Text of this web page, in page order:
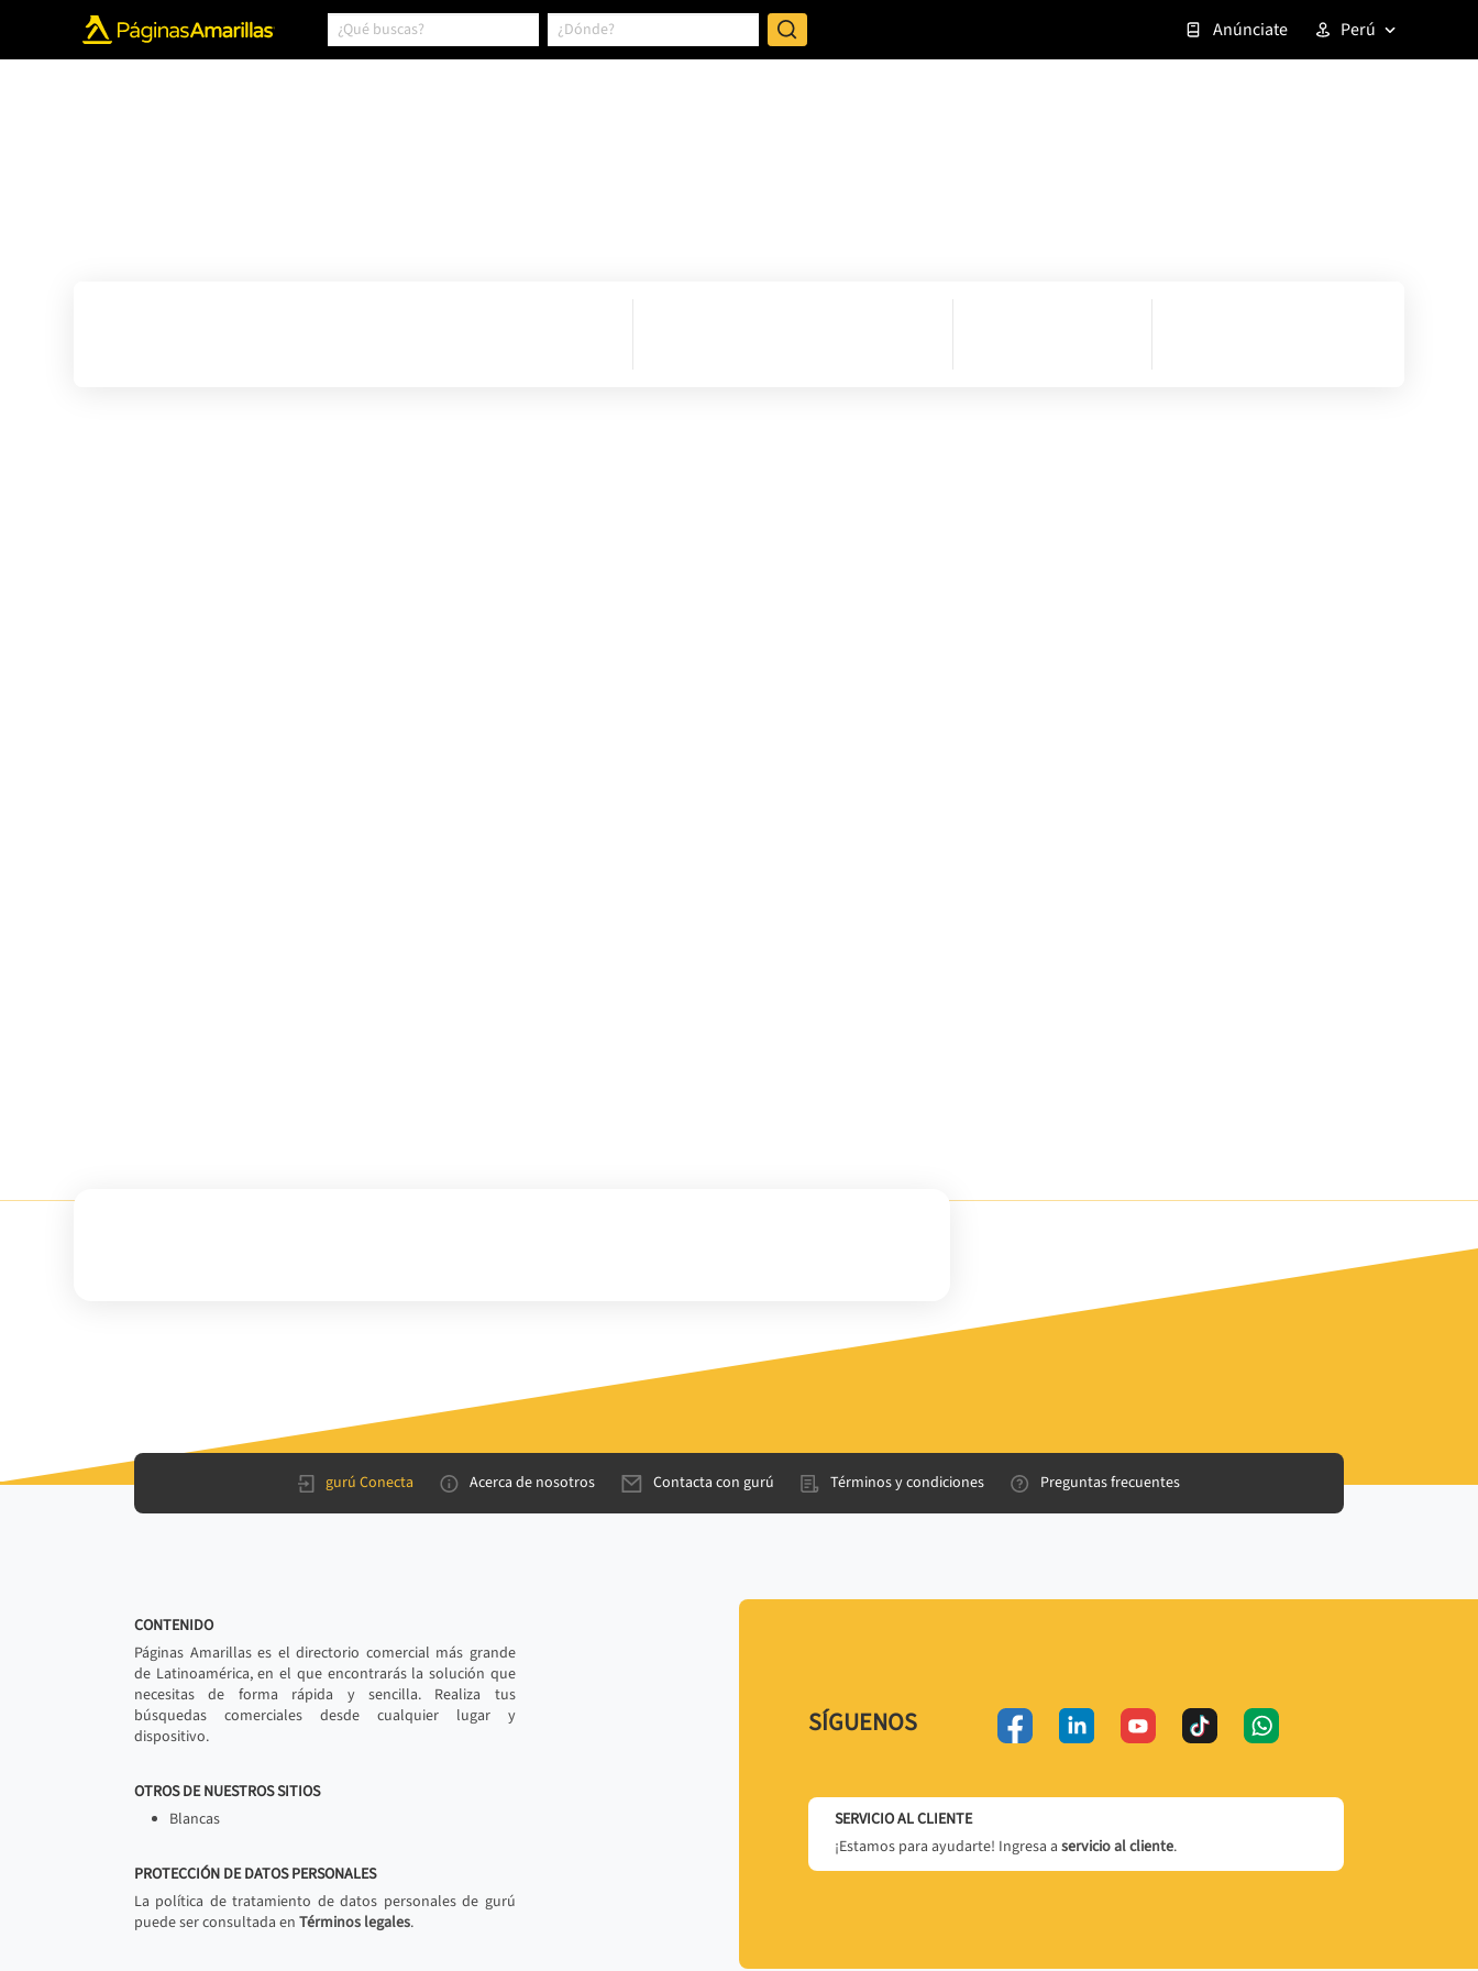
Anúnciate Perú
gurú Conecta Acerca de nosotros Contacta con gurú Términos y condiciones Preguntas frecuentes
CONTENIDO
Páginas Amarillas es el directorio comercial más grande
de Latinoamérica, en el que encontrarás la solución que
necesitas de forma rápida y sencilla. Realiza tus
búsquedas comerciales desde cualquier lugar y
dispositivo.
OTROS DE NUESTROS SITIOS
Blancas
PROTECCIÓN DE DATOS PERSONALES
La política de tratamiento de datos personales de gurú
puede ser consultada en Términos legales.
SÍGUENOS
SERVICIO AL CLIENTE
¡Estamos para ayudarte! Ingresa a servicio al cliente.